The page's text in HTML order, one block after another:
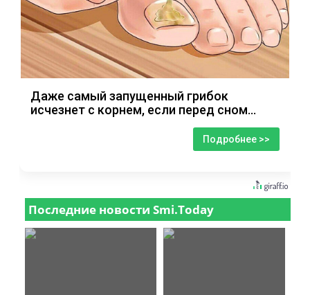
Даже самый запущенный грибок
исчезнет с корнем, если перед сном…
Подробнее >>